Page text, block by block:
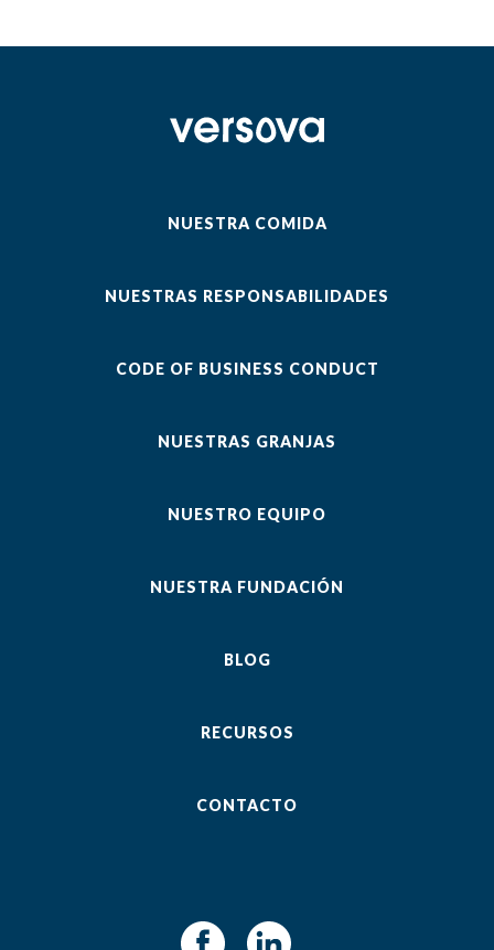
NUESTRA COMIDA
NUESTRAS RESPONSABILIDADES
CODE OF BUSINESS CONDUCT
NUESTRAS GRANJAS
NUESTRO EQUIPO
NUESTRA FUNDACIÓN
BLOG
RECURSOS
CONTACTO
Facebook LinkedIn